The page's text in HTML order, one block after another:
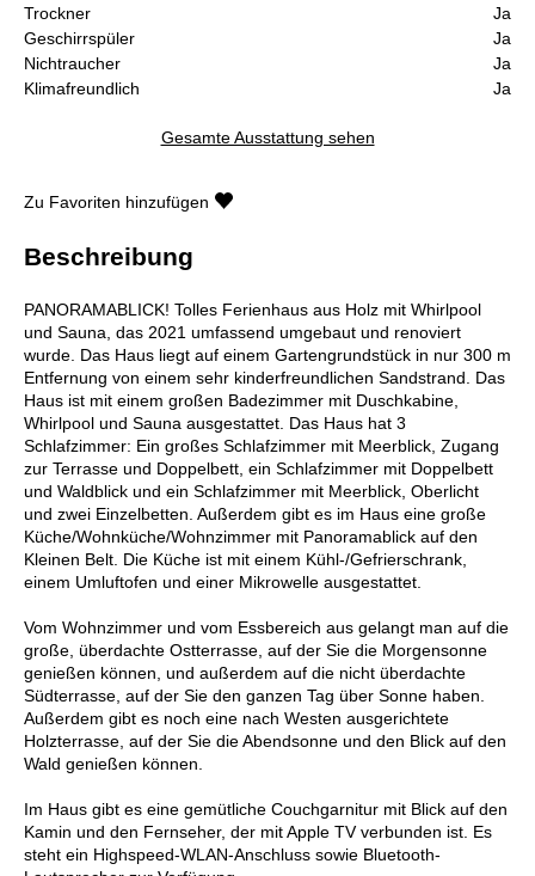
Trockner
Ja
Geschirrspüler
Ja
Nichtraucher
Ja
Klimafreundlich
Ja
Gesamte Ausstattung sehen
Zu Favoriten hinzufügen
Beschreibung
PANORAMABLICK! Tolles Ferienhaus aus Holz mit Whirlpool
und Sauna, das 2021 umfassend umgebaut und renoviert
wurde. Das Haus liegt auf einem Gartengrundstück in nur 300 m
Entfernung von einem sehr kinderfreundlichen Sandstrand. Das
Haus ist mit einem großen Badezimmer mit Duschkabine,
Whirlpool und Sauna ausgestattet. Das Haus hat 3
Schlafzimmer: Ein großes Schlafzimmer mit Meerblick, Zugang
zur Terrasse und Doppelbett, ein Schlafzimmer mit Doppelbett
und Waldblick und ein Schlafzimmer mit Meerblick, Oberlicht
und zwei Einzelbetten. Außerdem gibt es im Haus eine große
Küche/Wohnküche/Wohnzimmer mit Panoramablick auf den
Kleinen Belt. Die Küche ist mit einem Kühl-/Gefrierschrank,
einem Umluftofen und einer Mikrowelle ausgestattet.
Vom Wohnzimmer und vom Essbereich aus gelangt man auf die
große, überdachte Ostterrasse, auf der Sie die Morgensonne
genießen können, und außerdem auf die nicht überdachte
Südterrasse, auf der Sie den ganzen Tag über Sonne haben.
Außerdem gibt es noch eine nach Westen ausgerichtete
Holzterrasse, auf der Sie die Abendsonne und den Blick auf den
Wald genießen können.
Im Haus gibt es eine gemütliche Couchgarnitur mit Blick auf den
Kamin und den Fernseher, der mit Apple TV verbunden ist. Es
steht ein Highspeed-WLAN-Anschluss sowie Bluetooth-